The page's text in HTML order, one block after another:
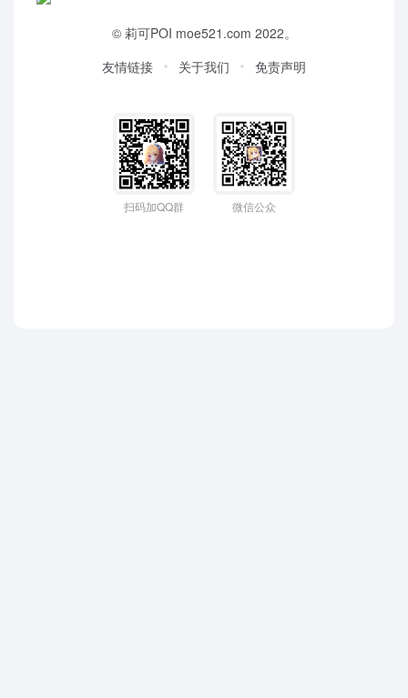
© 莉可POI moe521.com 2022。
友情链接
关于我们 免责声明
扫码加QQ群 微信公众